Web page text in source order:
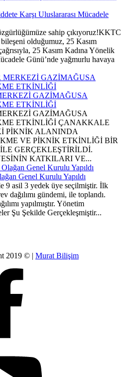
Karşı Uluslararası Mücadele
sahip çıkıyoruz!KKTC
olduğumuz, 25 Kasım
25 Kasım Kadına Yönelik
Günü’nde yağmurlu havaya
GAZİMAĞUSA
ETKİNLİĞİ
GAZİMAĞUSA
ETKİNLİĞİ ÇANAKKALE
PİKNİK ALANINDA
VE PİKNİK ETKİNLİĞİ BİR
GERÇEKLEŞTİRİLDİ.
KATKILARI VE...
Genel Kurulu Yapıldı
9 asil 3 yedek üye seçilmiştir. İlk
dağılımı gündemi, ile toplandı.
yapılmıştır. Yönetim
Şu Şekilde Gerçekleşmiştir...
2019 © | Murat Bilişim